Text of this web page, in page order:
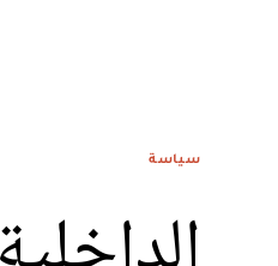
سياسة